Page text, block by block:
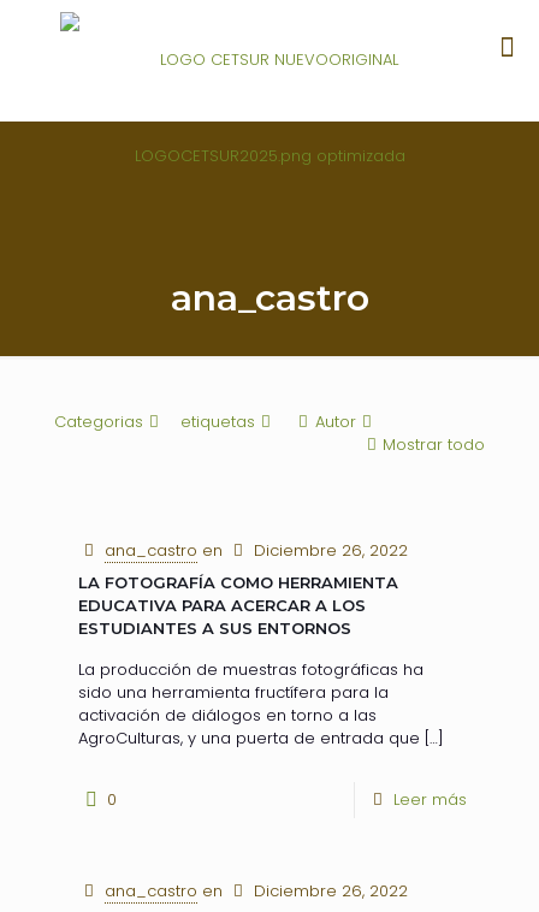
ana_castro
Categorias etiquetas
Autor
Mostrar todo
ana_castro en Diciembre 26, 2022
LA FOTOGRAFÍA COMO HERRAMIENTA
EDUCATIVA PARA ACERCAR A LOS
ESTUDIANTES A SUS ENTORNOS
La producción de muestras fotográficas ha
sido una herramienta fructífera para la
activación de diálogos en torno a las
AgroCulturas, y una puerta de entrada que […]
0 Leer más
ana_castro en Diciembre 26, 2022